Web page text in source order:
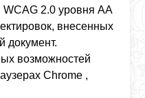
WCAG 2.0уровняAA
внесенных
документ.
возможностей
Chrome ,